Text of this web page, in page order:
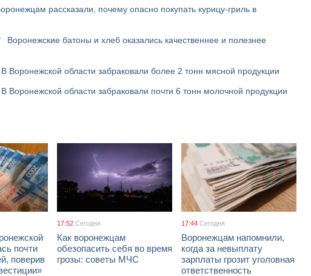
рассказали, почему опасно покупать курицу-гриль в
Воронежские батоны и хлеб оказались качественнее и полезнее
В Воронежской области забраковали более 2 тонн мясной продукции
В Воронежской области забраковали почти 6 тонн молочной продукции
почти
поверив
17:52 Сегодня
Как воронежцам
обезопасить себя во время
грозы: советы МЧС
17:44 Сегодня
Воронежцам напомнили,
когда за невыплату
зарплаты грозит уголовная
ответственность